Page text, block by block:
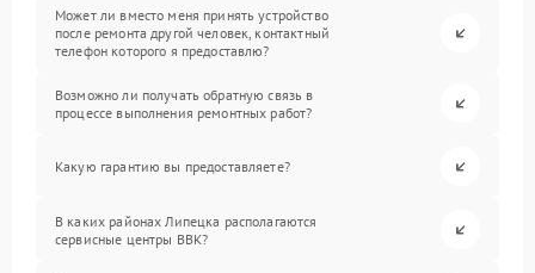
Может ли вместо меня принять устройство
после ремонта другой человек, контактный
телефон которого я предоставлю?
Возможно ли получать обратную связь в
процессе выполнения ремонтных работ?
Какую гарантию вы предоставляете?
В каких районах Липецка располагаются
сервисные центры BBK?